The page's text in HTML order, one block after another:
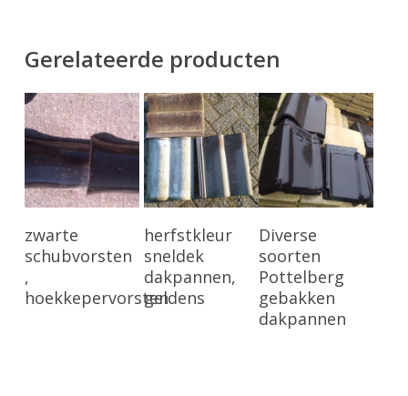
Gerelateerde producten
Bekijk Product
zwarte
schubvorsten
,
hoekkepervorsten
Bekijk Product
herfstkleur
sneldek
dakpannen,
geldens
Bekijk Product
Diverse
soorten
Pottelberg
gebakken
dakpannen